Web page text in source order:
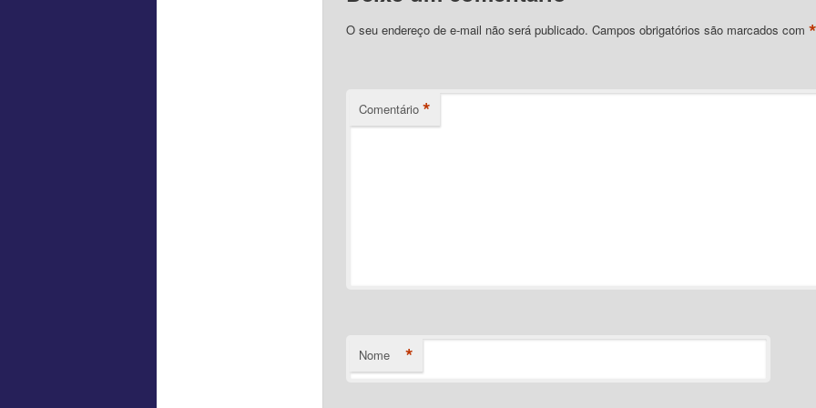
O seu endereço de e-mail não será publicado. Campos obrigatórios são marcados com *
Comentário *
Nome *